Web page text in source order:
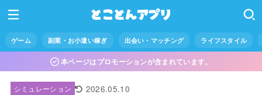
ゲーム 副業・お小遣い稼ぎ 出会い・マッチング ライフスタイル
本ページはプロモーションが含まれています。
シミュレーション 2026.05.10